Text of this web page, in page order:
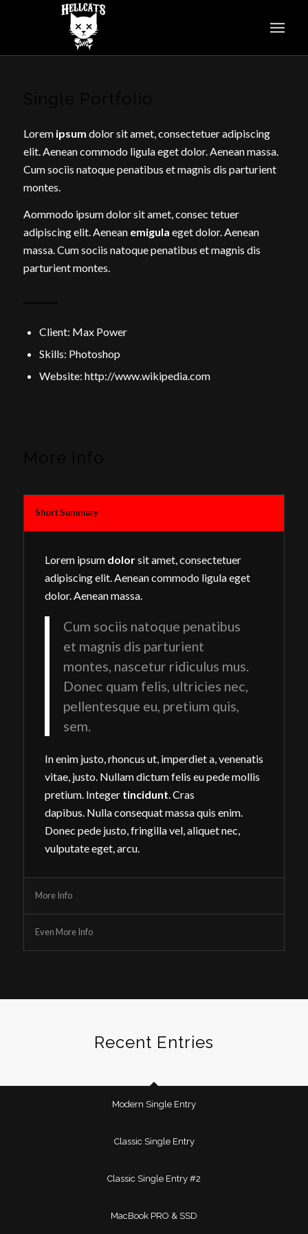
Lorem ipsum dolor sit amet, consectetuer adipiscing
elit. Aenean commodo ligula eget dolor. Aenean massa.
Cum sociis natoque penatibus et magnis dis parturient
montes.
Aommodo ipsum dolor sit amet, consec tetuer
adipiscing elit. Aenean emigula eget dolor. Aenean
massa. Cum sociis natoque penatibus et magnis dis
parturient montes.
Client: Max Power
Skills: Photoshop
Website: http://www.wikipedia.com
Short Summary
Lorem ipsum dolorsit amet, consectetuer
adipiscing elit. Aenean commodo ligula eget
dolor. Aenean massa.
Cum sociis natoque penatibus
et magnis dis parturient
montes, nascetur ridiculus mus.
Donec quam felis, ultricies nec,
pellentesque eu, pretium quis,
sem.
In enim justo, rhoncus ut, imperdiet a, venenatis
vitae, justo. Nullam dictum felis eu pede mollis
pretium. Integer tincidunt. Cras
dapibus. Nulla consequat massa quis enim.
Donec pede justo, fringilla vel, aliquet nec,
vulputate eget, arcu.
More Info
Even More Info
Recent Entries
Modern Single Entry
Classic Single Entry
Classic Single Entry #2
MacBook PRO & SSD